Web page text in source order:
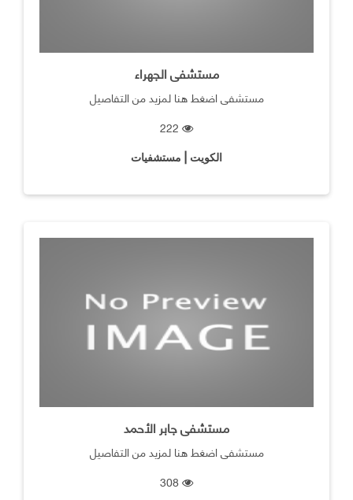
مستشفى الجهراء
مستشفى اضغط هنا لمزيد من التفاصيل
الكويت | مستشفيات
مستشفى جابر الأحمد
مستشفى اضغط هنا لمزيد من التفاصيل